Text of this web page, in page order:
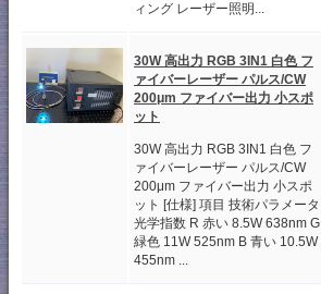
ィング レーザー照明...
30W 高出力 RGB 3IN1 白色 フ
ァイバーレーザー パルス/CW
200μm ファイバー出力 小スポ
ット
30W 高出力 RGB 3IN1 白色 フ
ァイバーレーザー パルス/CW
200μm ファイバー出力 小スポ
ット [仕様] 項目 技術パラメータ
光学指数 R 赤い 8.5W 638nm G
緑色 11W 525nm B 青い 10.5W
455nm ...